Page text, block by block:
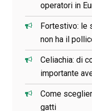
operatori in
Fortestivo: le
non ha il
Celiachia: di
importante
Come
gatti